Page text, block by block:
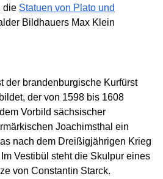
die Statuen von Plato und
Bildhauers Max Klein
der brandenburgische Kurfürst
der von 1598 bis 1608
Vorbild sächsischer
Joachimsthal ein
nach dem Dreißigjährigen Krieg
Vestibül steht die Skulpur eines
von Constantin Starck.